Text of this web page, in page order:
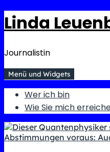
Springe
zum
Linda
Journalistin
Menü und Widgets
Wer ich bin
Wie Sie mich